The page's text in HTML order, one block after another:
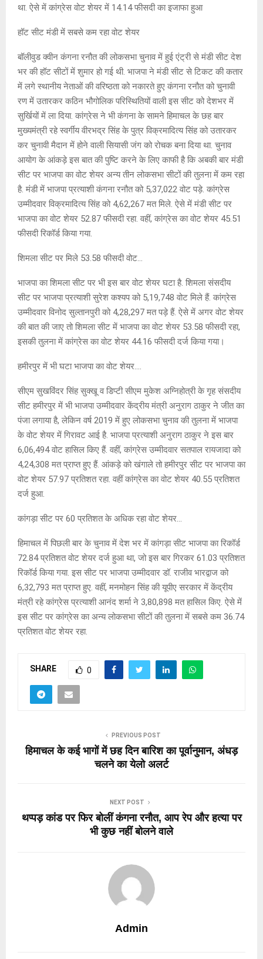
था. ऐसे में कांग्रेस वोट शेयर में 14.14 फीसदी का इजाफा हुआ
हॉट सीट मंडी में सबसे कम रहा वोट शेयर
बॉलीवुड क्वीन कंगना रनौत की लोकसभा चुनाव में हुई एंट्री से मंडी सीट देश
भर की हॉट सीटों में शुमार हो गई थी. भाजपा ने मंडी सीट से टिकट की कतार
में लगे स्थानीय नेताओं की वरिष्ठता को नकारते हुए कंगना रनौत को चुनावी
रण में उतारकर कठिन भौगोलिक परिस्थितियों वाली इस सीट को देशभर में
सुर्खियों में ला दिया. कांग्रेस ने भी कंगना के सामने हिमाचल के छह बार
मुख्यमंत्री रहे स्वर्गीय वीरभद्र सिंह के पुत्र विक्रमादित्य सिंह को उतारकर
कर चुनावी मैदान में होने वाली सियासी जंग को रोचक बना दिया था. चुनाव
आयोग के आंकड़े इस बात की पुष्टि करने के लिए काफी है कि अबकी बार मंडी
सीट पर भाजपा का वोट शेयर अन्य तीन लोकसभा सीटों की तुलना में कम रहा
है. मंडी में भाजपा प्रत्याशी कंगना रनौत को 5,37,022 वोट पड़े. कांग्रेस
उम्मीदवार विक्रमादित्य सिंह को 4,62,267 मत मिले. ऐसे में मंडी सीट पर
भाजपा का वोट शेयर 52.87 फीसदी रहा. वहीं, कांग्रेस का वोट शेयर 45.51
फीसदी रिकॉर्ड किया गया.
शिमला सीट पर मिले 53.58 फीसदी वोट…
भाजपा का शिमला सीट पर भी इस बार वोट शेयर घटा है. शिमला संसदीय
सीट पर भाजपा प्रत्याशी सुरेश कश्यप को 5,19,748 वोट मिले हैं. कांग्रेस
उम्मीदवार विनोद सुल्तानपुरी को 4,28,297 मत पड़े हैं. ऐसे में अगर वोट शेयर
की बात की जाए तो शिमला सीट में भाजपा का वोट शेयर 53.58 फीसदी रहा,
इसकी तुलना में कांग्रेस का वोट शेयर 44.16 फीसदी दर्ज किया गया।
हमीरपुर में भी घटा भाजपा का वोट शेयर….
सीएम सुखविंदर सिंह सुक्खू व डिप्टी सीएम मुकेश अग्निहोत्री के गृह संसदीय
सीट हमीरपुर में भी भाजपा उम्मीदवार केंद्रीय मंत्री अनुराग ठाकुर ने जीत का
पंजा लगाया है, लेकिन वर्ष 2019 में हुए लोकसभा चुनाव की तुलना में भाजपा
के वोट शेयर में गिरावट आई है. भाजपा प्रत्याशी अनुराग ठाकुर ने इस बार
6,06,494 वोट हासिल किए हैं. वहीं, कांग्रेस उम्मीदवार सतपाल रायजादा को
4,24,308 मत प्राप्त हुए हैं. आंकड़े को खंगाले तो हमीरपुर सीट पर भाजपा का
वोट शेयर 57.97 प्रतिशत रहा. वहीं कांग्रेस का वोट शेयर 40.55 प्रतिशत
दर्ज हुआ.
कांगड़ा सीट पर 60 प्रतिशत के अधिक रहा वोट शेयर…
हिमाचल में पिछली बार के चुनाव में देश भर में कांगड़ा सीट भाजपा का रिकॉर्ड
72.84 प्रतिशत वोट शेयर दर्ज हुआ था, जो इस बार गिरकर 61.03 प्रतिशत
रिकॉर्ड किया गया. इस सीट पर भाजपा उम्मीदवार डॉ. राजीव भारद्वाज को
6,32,793 मत प्राप्त हुए. वहीं, मनमोहन सिंह की यूपीए सरकार में केंद्रीय
मंत्री रहे कांग्रेस प्रत्याशी आनंद शर्मा ने 3,80,898 मत हासिल किए. ऐसे में
इस सीट पर कांग्रेस का अन्य लोकसभा सीटों की तुलना में सबसे कम 36.74
प्रतिशत वोट शेयर रहा.
SHARE 0
PREVIOUS POST
हिमाचल के कई भागों में छह दिन बारिश का पूर्वानुमान, अंधड़
चलने का येलो अलर्ट
NEXT POST
थप्पड़ कांड पर फिर बोलीं कंगना रनौत, आप रेप और हत्या पर
भी कुछ नहीं बोलने वाले
Admin